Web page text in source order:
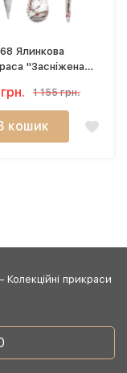
Ялинкова
"Засніжена
1 155 грн.
кошик
прикраси